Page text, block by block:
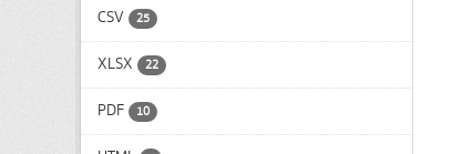
CSV 25
XLSX 22
PDF 10